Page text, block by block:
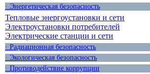
· Энергетическая безопасность
Тепловые энергоустановки и сети
Электроустановки потребителей
Электрические станции и сети
· Радиационная безопасность
· Экологическая безопасность
· Противодействие коррупции